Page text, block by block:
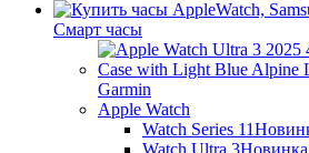
Смарт часы
Garmin
Apple Watch
Watch Series 11
Watch Ultra 3Новинка